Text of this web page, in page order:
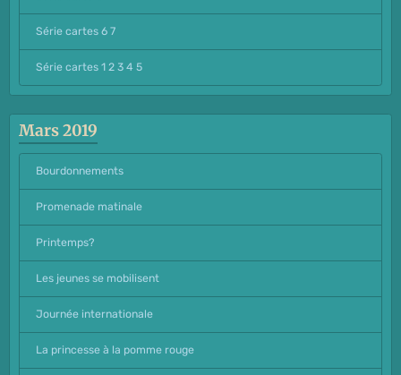
Série cartes 6 7
Série cartes 1 2 3 4 5
Mars 2019
Bourdonnements
Promenade matinale
Printemps?
Les jeunes se mobilisent
Journée internationale
La princesse à la pomme rouge